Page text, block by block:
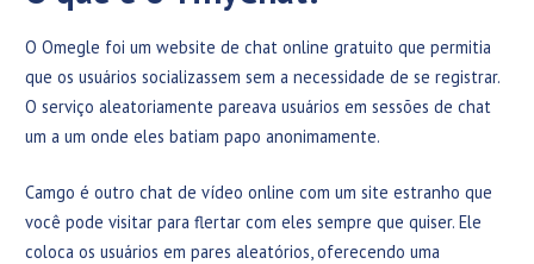
O Omegle foi um website de chat online gratuito que permitia
que os usuários socializassem sem a necessidade de se registrar.
O serviço aleatoriamente pareava usuários em sessões de chat
um a um onde eles batiam papo anonimamente.
Camgo é outro chat de vídeo online com um site estranho que
você pode visitar para flertar com eles sempre que quiser. Ele
coloca os usuários em pares aleatórios, oferecendo uma